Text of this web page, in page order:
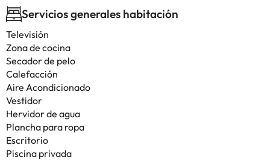
Servicios generales habitación
Televisión
Zona de cocina
Secador de pelo
Calefacción
Aire Acondicionado
Vestidor
Hervidor de agua
Plancha para ropa
Escritorio
Piscina privada